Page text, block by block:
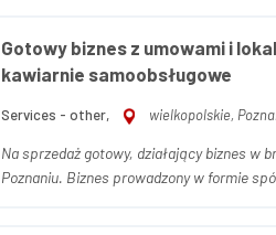
Gotowy biznes z umowami i
kawiarnie samoobsługowe
Services - other, wielkopolskie,
Na sprzedaż gotowy, działający biznes w
Poznaniu. Biznes prowadzony w formie